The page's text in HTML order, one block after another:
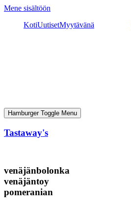
Mene sisältöön
KotiUutisetMyytävänä
Hamburger Toggle Menu
Tastaway's
venäjänbolonka
venäjäntoy
pomeranian